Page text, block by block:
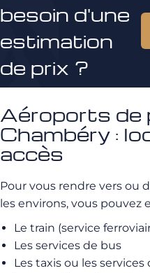
besoin d'une
estimation
de prix ?
Aéroports de
Chambéry :
accès
Pour vous rendre vers ou
les environs, vous pouvez
Le train (service
Les services de bus
Les taxis ou les services